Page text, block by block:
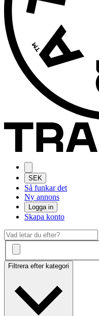
SEK
Så funkar det
Ny annons
Logga in
Skapa konto
Filtrera efter kategori